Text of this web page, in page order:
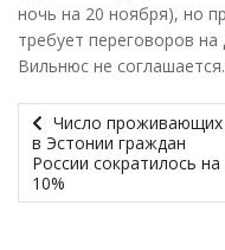
ночь на 20 ноября), но
требует переговоров
Вильнюс не соглашается.
Число проживающих
в Эстонии граждан
России сократилось на
10%